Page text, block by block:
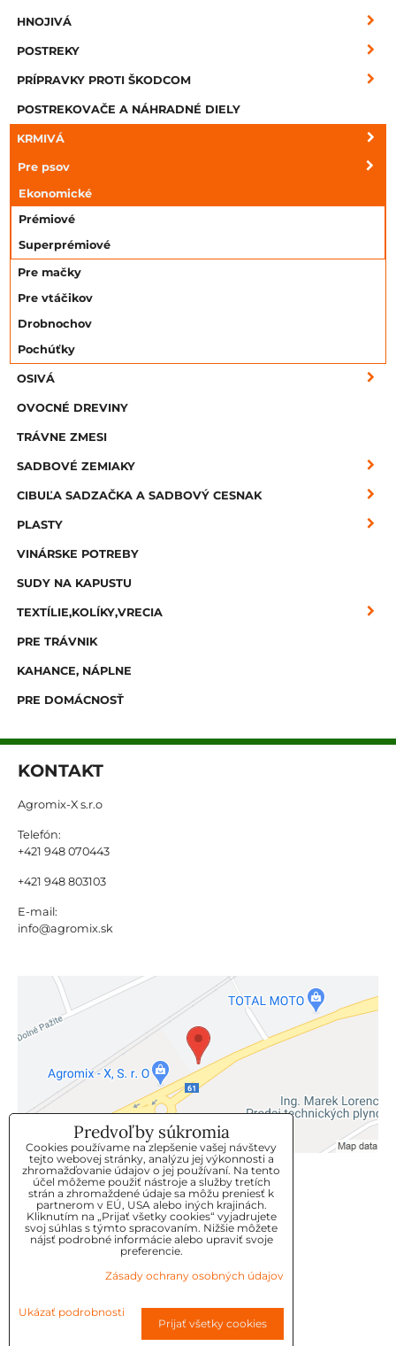
HNOJIVÁ
POSTREKY
PRÍPRAVKY PROTI ŠKODCOM
POSTREKOVAČE A NÁHRADNÉ DIELY
KRMIVÁ
Pre psov
Ekonomické
Prémiové
Superprémiové
Pre mačky
Pre vtáčikov
Drobnochov
Pochúťky
OSIVÁ
OVOCNÉ DREVINY
TRÁVNE ZMESI
SADBOVÉ ZEMIAKY
CIBUĽA SADZAČKA A SADBOVÝ CESNAK
PLASTY
VINÁRSKE POTREBY
SUDY NA KAPUSTU
TEXTÍLIE,KOLÍKY,VRECIA
PRE TRÁVNIK
KAHANCE, NÁPLNE
PRE DOMÁCNOSŤ
KONTAKT
Agromix-X s.r.o
Telefón:
+421 948 070443
+421 948 803103
E-mail:
info@agromix.sk
KLIENTSKÝ SERVIS
GDPR
KONTAKT
OBJEDNÁVKY
OBCHODNE-PODMIENKY
Predvoľby súkromia
Cookies používame na zlepšenie vašej návštevy
tejto webovej stránky, analýzu jej výkonnosti a
zhromažďovanie údajov o jej používaní. Na tento
účel môžeme použiť nástroje a služby tretích
strán a zhromaždené údaje sa môžu preniesť k
partnerom v EÚ, USA alebo iných krajinách.
Kliknutím na „Prijať všetky cookies“ vyjadrujete
svoj súhlas s týmto spracovaním. Nižšie môžete
nájsť podrobné informácie alebo upraviť svoje
preferencie.
Zásady ochrany osobných údajov
Ukázať podrobnosti
Prijať všetky cookies